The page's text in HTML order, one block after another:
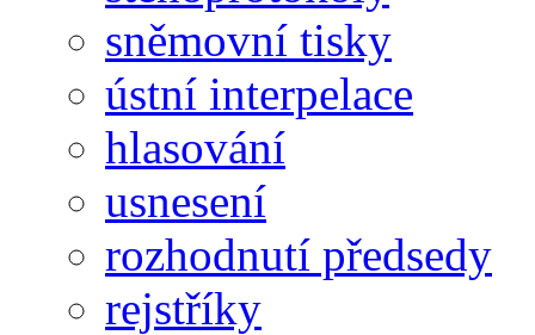
sněmovní tisky
ústní interpelace
hlasování
usnesení
rozhodnutí předsedy
rejstříky